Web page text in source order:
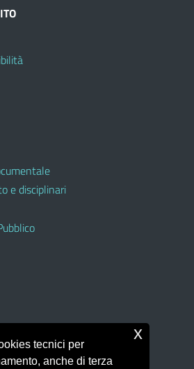
e disciplinari
tecnici per
anche di terza
x